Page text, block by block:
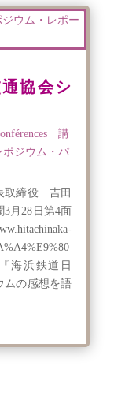
協会シ
講
ポジウム・パ
取締役 吉田
月28日第4面
海浜鉄道日
ムの感想を語